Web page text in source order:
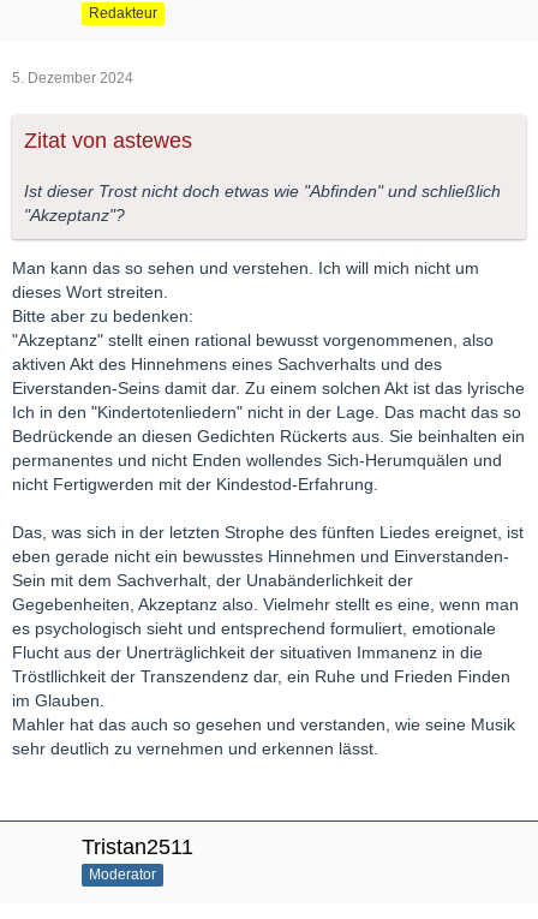
Redakteur
5. Dezember 2024
Zitat von astewes
Ist dieser Trost nicht doch etwas wie "Abfinden" und schließlich
"Akzeptanz"?
Man kann das so sehen und verstehen. Ich will mich nicht um
dieses Wort streiten.
Bitte aber zu bedenken:
"Akzeptanz" stellt einen rational bewusst vorgenommenen, also
aktiven Akt des Hinnehmens eines Sachverhalts und des
Eiverstanden-Seins damit dar. Zu einem solchen Akt ist das lyrische
Ich in den "Kindertotenliedern" nicht in der Lage. Das macht das so
Bedrückende an diesen Gedichten Rückerts aus. Sie beinhalten ein
permanentes und nicht Enden wollendes Sich-Herumquälen und
nicht Fertigwerden mit der Kindestod-Erfahrung.
Das, was sich in der letzten Strophe des fünften Liedes ereignet, ist
eben gerade nicht ein bewusstes Hinnehmen und Einverstanden-
Sein mit dem Sachverhalt, der Unabänderlichkeit der
Gegebenheiten, Akzeptanz also. Vielmehr stellt es eine, wenn man
es psychologisch sieht und entsprechend formuliert, emotionale
Flucht aus der Unerträglichkeit der situativen Immanenz in die
Tröstllichkeit der Transzendenz dar, ein Ruhe und Frieden Finden
im Glauben.
Mahler hat das auch so gesehen und verstanden, wie seine Musik
sehr deutlich zu vernehmen und erkennen lässt.
Tristan2511
Moderator